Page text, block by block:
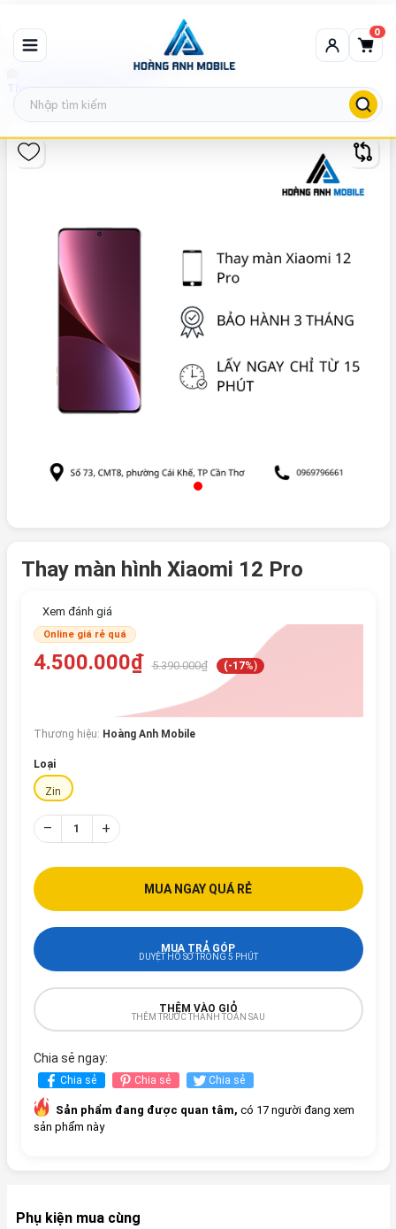
0
Thay màn hình Xiaomi
Thay màn hình Xiaomi 12 Pro
Thay màn hình Xiaomi 12 Pro
Xem đánh giá
Online giá rẻ quá
4.500.000₫ 5.390.000₫ (-17%)
Thương hiệu: Hoàng Anh Mobile
Loại
Zin
– +
MUA NGAY QUÁ RẺ
MUA TRẢ GÓP
DUYỆT HỒ SƠ TRONG 5 PHÚT
THÊM VÀO GIỎ
THÊM TRƯỚC THANH TOÁN SAU
Chia sẻ ngay:
Chia sẻ Chia sẻ Chia sẻ
Sản phẩm đang được quan tâm, có 17 người đang xem
sản phẩm này
Phụ kiện mua cùng